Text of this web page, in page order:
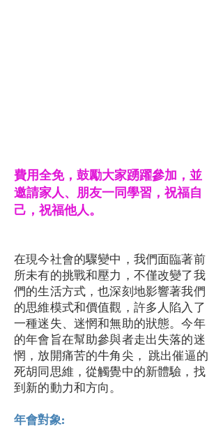
費用全免，鼓勵大家踴躍參加，並
邀請家人、朋友一同學習，祝福自
己，祝福他人。
在現今社會的驟變中，我們面臨著前
所未有的挑戰和壓力，不僅改變了我
們的生活方式，也深刻地影響著我們
的思維模式和價值觀，許多人陷入了
一種迷失、迷惘和無助的狀態。今年
的年會旨在幫助參與者走出失落的迷
惘，放開痛苦的牛角尖， 跳出催逼的
死胡同思維，從觸覺中的新體驗，找
到新的動力和方向。
年會對象: